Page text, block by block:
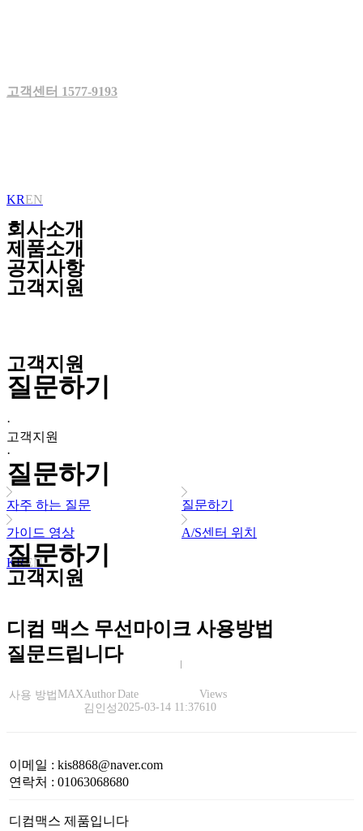
고객센터 1577-9193
KREN
회사소개
제품소개
공지사항
고객지원
KREN
고객지원
질문하기
·
고객지원
·
질문하기
자주 하는 질문 질문하기
가이드 영상 A/S센터 위치
질문하기
고객지원
디컴 맥스 무선마이크 사용방법
질문드립니다
사용 방법 MAXAuthor
김인성
Date
2025-03-14 11:37
Views
610
이메일 : kis8868@naver.com
연락처 : 01063068680
디컴맥스 제품입니다